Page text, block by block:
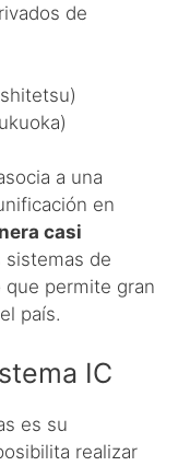
de
a una
en
casi
sistemas de
permite gran
país.
IC
es su
realizar